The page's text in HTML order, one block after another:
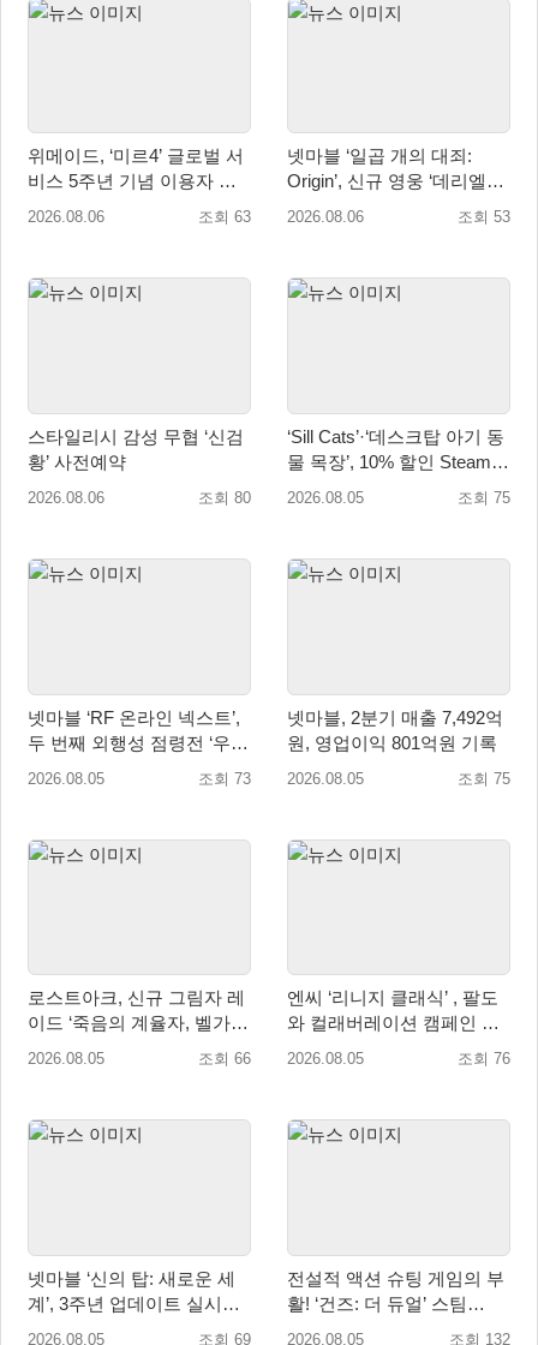
위메이드, ‘미르4’ 글로벌 서
비스 5주년 기념 이용자 헌
정 영상 공개
2026.08.06 조회 63
넷마블 ‘일곱 개의 대죄:
Origin’, 신규 영웅 ‘데리엘리’
업데이트 실시
2026.08.06 조회 53
스타일리시 감성 무협 ‘신검
황’ 사전예약
2026.08.06 조회 80
‘Sill Cats’·‘데스크탑 아기 동
물 목장’, 10% 할인 Steam
번들 판매
2026.08.05 조회 75
넷마블 ‘RF 온라인 넥스트’,
두 번째 외행성 점령전 ‘우샤
스 워존’ 등 업데이트 실시
2026.08.05 조회 73
넷마블, 2분기 매출 7,492억
원, 영업이익 801억원 기록
2026.08.05 조회 75
로스트아크, 신규 그림자 레
이드 ‘죽음의 계율자, 벨가르
딘’ 업데이트
2026.08.05 조회 66
엔씨 ‘리니지 클래식’ , 팔도
와 컬래버레이션 캠페인 진
행
2026.08.05 조회 76
넷마블 ‘신의 탑: 새로운 세
계’, 3주년 업데이트 실시…
신규 가주 ‘연 이랑’ 등장
2026.08.05 조회 69
전설적 액션 슈팅 게임의 부
활! ‘건즈: 더 듀얼’ 스팀
(Steam) 8월 14일 정식 오픈
2026.08.05 조회 132